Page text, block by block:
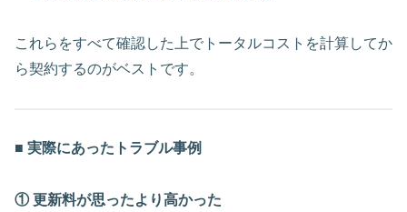
これらをすべて確認した上でトータルコストを計算してか
ら契約するのがベストです。
■ 実際にあったトラブル事例
① 更新料が思ったより高かった